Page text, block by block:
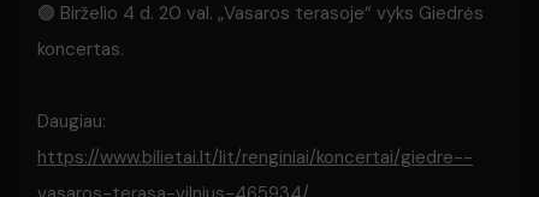
🟢 Birželio 4 d. 20 val. „Vasaros terasoje“ vyks Giedrės
koncertas.
Daugiau:
https://www.bilietai.lt/lit/renginiai/koncertai/giedre--